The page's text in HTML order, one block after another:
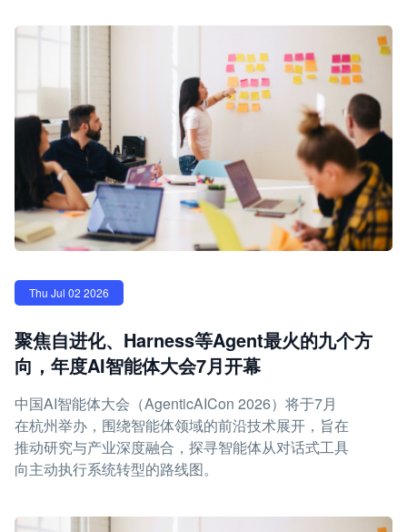
Thu Jul 02 2026
聚焦自进化、Harness等Agent最火的九个方
向，年度AI智能体大会7月开幕
中国AI智能体大会（AgenticAICon 2026）将于7月
在杭州举办，围绕智能体领域的前沿技术展开，旨在
推动研究与产业深度融合，探寻智能体从对话式工具
向主动执行系统转型的路线图。